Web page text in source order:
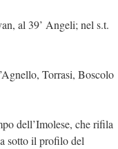
al 39’ Angeli; nel s.t.
Torrasi, Boscolo
dell’Imolese, che rifila
sotto il profilo del